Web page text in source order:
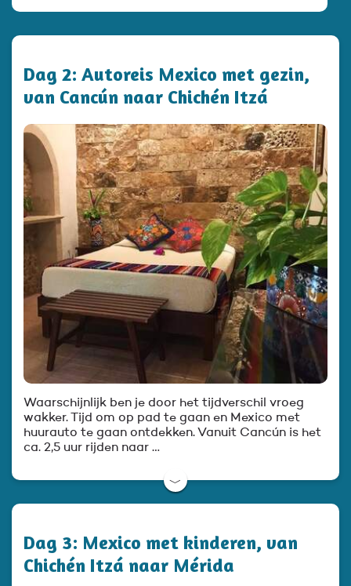
Dag 2: Autoreis Mexico met gezin,
van Cancún naar Chichén Itzá
Waarschijnlijk ben je door het tijdverschil vroeg
wakker. Tijd om op pad te gaan en Mexico met
huurauto te gaan ontdekken. Vanuit Cancún is het
ca. 2,5 uur rijden naar …
﹀
Dag 3: Mexico met kinderen, van
Chichén Itzá naar Mérida